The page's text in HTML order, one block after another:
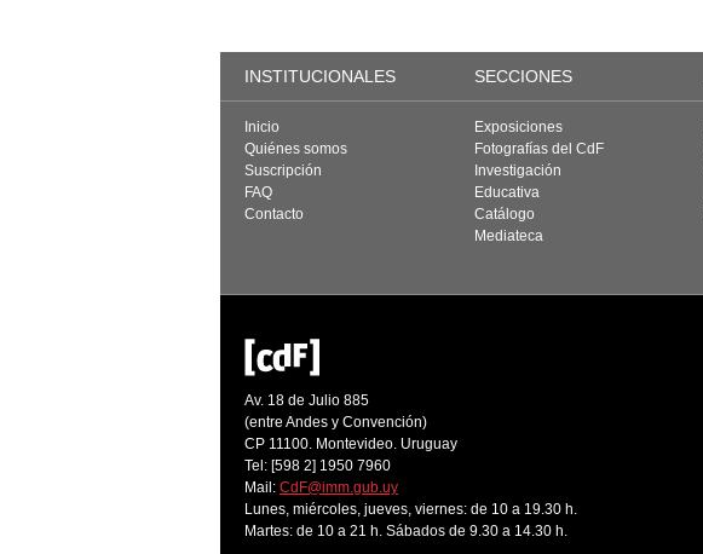
INSTITUCIONALES SECCIONES
Inicio
Quiénes somos
Suscripción
FAQ
Contacto
Exposiciones
Fotografías del CdF
Investigación
Educativa
Catálogo
Mediateca
Av. 18 de Julio 885
(entre Andes y Convención)
CP 11100. Montevideo. Uruguay
Tel: [598 2] 1950 7960
Mail: CdF@imm.gub.uy
Lunes, miércoles, jueves, viernes: de 10 a 19.30 h.
Martes: de 10 a 21 h. Sábados de 9.30 a 14.30 h.